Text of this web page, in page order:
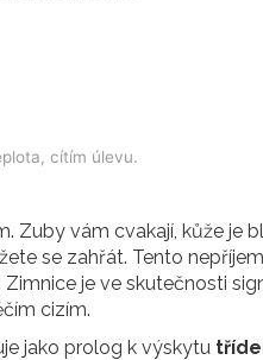
cítím úlevu.
Zuby vám cvakají, kůže je
se zahřát. Tento
je ve skutečnosti
cizím.
jako prolog k výskytu